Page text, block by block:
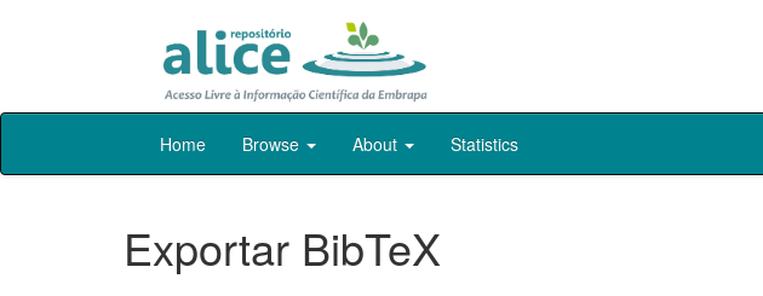
Skip
Home Browse About Statistics
Exportar BibTeX